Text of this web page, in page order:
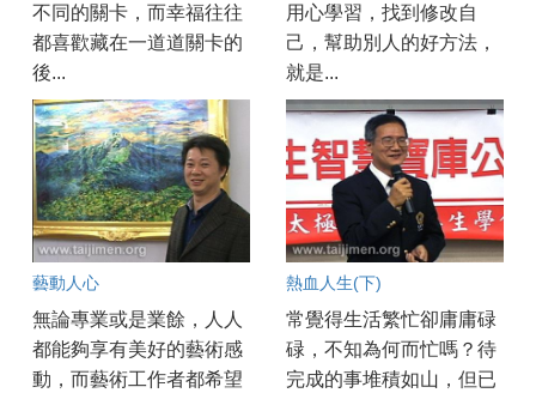
不同的關卡，而幸福往往
都喜歡藏在一道道關卡的
後...
用心學習，找到修改自
己，幫助別人的好方法，
就是...
藝動人心
無論專業或是業餘，人人
都能夠享有美好的藝術感
動，而藝術工作者都希望
熱血人生(下)
常覺得生活繁忙卻庸庸碌
碌，不知為何而忙嗎？待
完成的事堆積如山，但已